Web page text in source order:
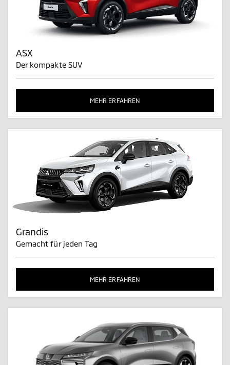
ASX
Der kompakte SUV
MEHR ERFAHREN
Grandis
Gemacht für jeden Tag
MEHR ERFAHREN